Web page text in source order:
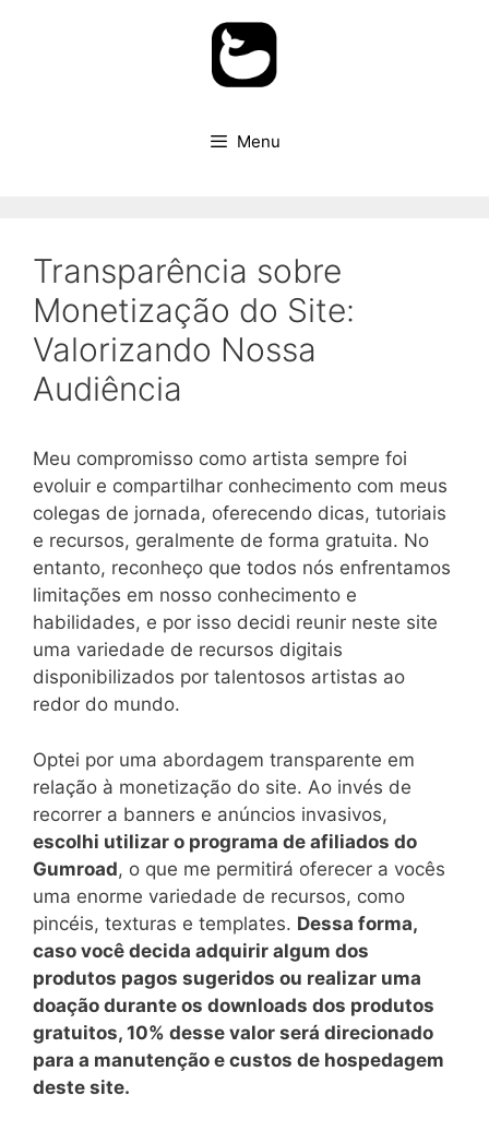
Menu
Transparência sobre
Monetização do Site:
Valorizando Nossa
Audiência
Meu compromisso como artista sempre foi
evoluir e compartilhar conhecimento com meus
colegas de jornada, oferecendo dicas, tutoriais
e recursos, geralmente de forma gratuita. No
entanto, reconheço que todos nós enfrentamos
limitações em nosso conhecimento e
habilidades, e por isso decidi reunir neste site
uma variedade de recursos digitais
disponibilizados por talentosos artistas ao
redor do mundo.
Optei por uma abordagem transparente em
relação à monetização do site. Ao invés de
recorrer a banners e anúncios invasivos,
escolhi utilizar o programa de afiliados do
Gumroad, o que me permitirá oferecer a vocês
uma enorme variedade de recursos, como
pincéis, texturas e templates. Dessa forma,
caso você decida adquirir algum dos
produtos pagos sugeridos ou realizar uma
doação durante os downloads dos produtos
gratuitos, 10% desse valor será direcionado
para a manutenção e custos de hospedagem
deste site.